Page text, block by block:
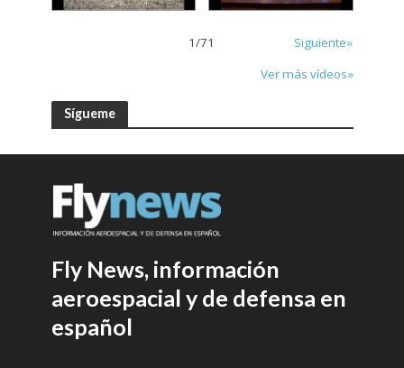
1/71
Siguiente»
Ver más vídeos»
Sígueme
Fly News, información
aeroespacial y de defensa en
español